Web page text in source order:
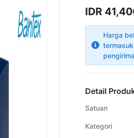
IDR
Harga
Detail
Satuan
Kategori